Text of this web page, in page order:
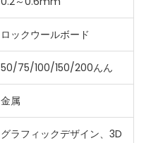
ロックウールボード
50/75/100/150/200んん
金属
グラフィックデザイン、3D